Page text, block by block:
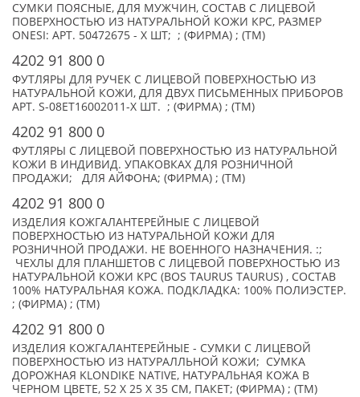
СУМКИ ПОЯСНЫЕ, ДЛЯ МУЖЧИН, СОСТАВ С ЛИЦЕВОЙ
ПОВЕРХНОСТЬЮ ИЗ НАТУРАЛЬНОЙ КОЖИ КРС, РАЗМЕР
ONESI: АРТ. 50472675 - X ШТ; ; (ФИРМА) ; (TM)
4202 91 800 0
ФУТЛЯРЫ ДЛЯ РУЧЕК С ЛИЦЕВОЙ ПОВЕРХНОСТЬЮ ИЗ
НАТУРАЛЬНОЙ КОЖИ, ДЛЯ ДВУХ ПИСЬМЕННЫХ ПРИБОРОВ
АРТ. S-08ET16002011-X ШТ. ; (ФИРМА) ; (TM)
4202 91 800 0
ФУТЛЯРЫ С ЛИЦЕВОЙ ПОВЕРХНОСТЬЮ ИЗ НАТУРАЛЬНОЙ
КОЖИ В ИНДИВИД. УПАКОВКАХ ДЛЯ РОЗНИЧНОЙ
ПРОДАЖИ; ДЛЯ АЙФОНА; (ФИРМА) ; (TM)
4202 91 800 0
ИЗДЕЛИЯ КОЖГАЛАНТЕРЕЙНЫЕ С ЛИЦЕВОЙ
ПОВЕРХНОСТЬЮ ИЗ НАТУРАЛЬНОЙ КОЖИ ДЛЯ
РОЗНИЧНОЙ ПРОДАЖИ. НЕ ВОЕННОГО НАЗНАЧЕНИЯ. :;
ЧЕХЛЫ ДЛЯ ПЛАНШЕТОВ С ЛИЦЕВОЙ ПОВЕРХНОСТЬЮ ИЗ
НАТУРАЛЬНОЙ КОЖИ КРС (BOS TAURUS TAURUS) , СОСТАВ
100% НАТУРАЛЬНАЯ КОЖА. ПОДКЛАДКА: 100% ПОЛИЭСТЕР.
; (ФИРМА) ; (TM)
4202 91 800 0
ИЗДЕЛИЯ КОЖГАЛАНТЕРЕЙНЫЕ - СУМКИ С ЛИЦЕВОЙ
ПОВЕРХНОСТЬЮ ИЗ НАТУРАЛЛЬНОЙ КОЖИ; СУМКА
ДОРОЖНАЯ KLONDIKE NATIVE, НАТУРАЛЬНАЯ КОЖА В
ЧЕРНОМ ЦВЕТЕ, 52 Х 25 Х 35 СМ, ПАКЕТ; (ФИРМА) ; (TM)